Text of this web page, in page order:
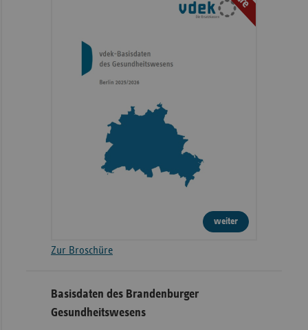
weiter
Zur Broschüre
Basisdaten des Brandenburger
Gesundheitswesens